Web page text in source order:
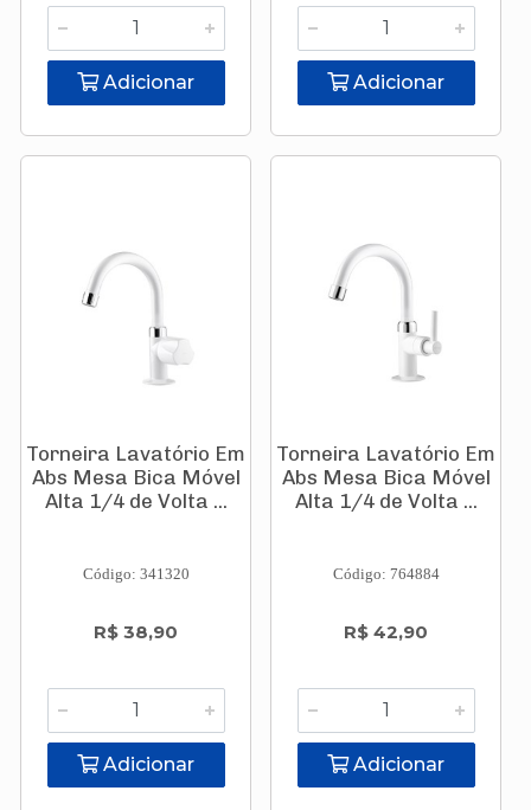
Adicionar Adicionar
Torneira Lavatório Em
Abs Mesa Bica Móvel
Alta 1/4 de Volta ...
Código: 341320
R$ 38,90
Adicionar
Torneira Lavatório Em
Abs Mesa Bica Móvel
Alta 1/4 de Volta ...
Código: 764884
R$ 42,90
Adicionar